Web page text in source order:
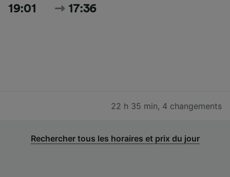
19:01 17:36
22 h 35 min, 4 changements
Rechercher tous les horaires et prix du jour